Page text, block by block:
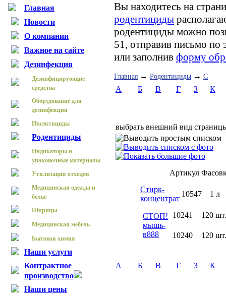
Главная
Новости
О компании
Важное на сайте
Дезинфекция
Дезинфицирующие
средства
Оборудование для
дезинфекции
Инсектициды
Родентициды
Индикаторы и
упаковочные материалы
Утилизация отходов
Медицинская одежда и
белье
Шприцы
Медицинская мебель
Бытовая химия
Наши услуги
Контрактное
производство
Наши цены
Вы находитесь на
родентициды
родентициды можно
51, отправив письмо по
или заполнив форму
Главная → Родентициды → С
А Б В Г З К
выбрать внешний вид
Артикул
Стирк-
концентрат
10547 1 л
СТОП!
мышь-
в888
10241 120 шт.
10240 120 шт.
А Б В Г З К